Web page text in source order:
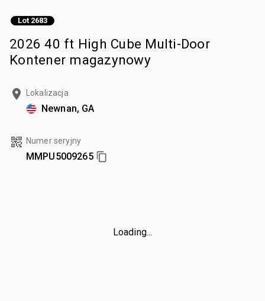
Lot 2683
2026 40 ft High Cube Multi-Door
Kontener magazynowy
Lokalizacja
Newnan, GA
Numer seryjny
MMPU5009265
Loading...